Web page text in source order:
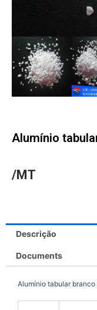
Alumínio
/MT
Descrição
Documents
Alumínio tabular